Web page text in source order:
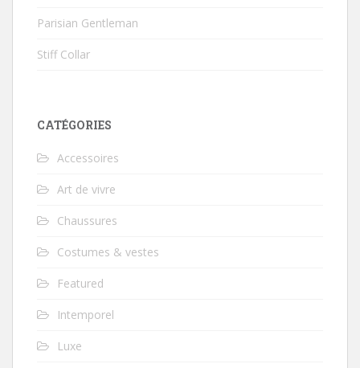
Parisian Gentleman
Stiff Collar
CATÉGORIES
Accessoires
Art de vivre
Chaussures
Costumes & vestes
Featured
Intemporel
Luxe